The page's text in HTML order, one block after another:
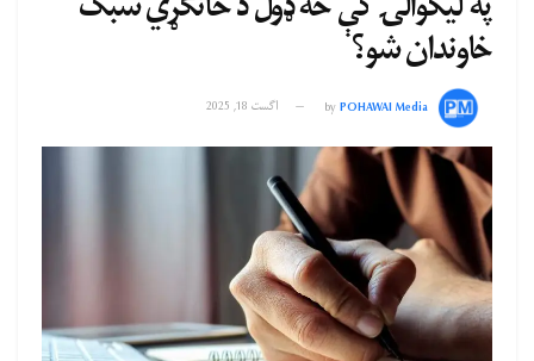
خاوندان شو؟
byPOHAWAI Media اگست 18, 2025